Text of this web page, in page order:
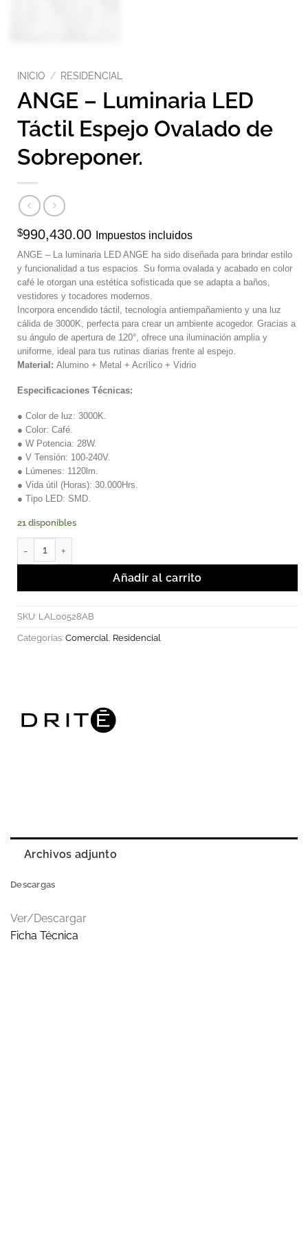
INICIO / RESIDENCIAL
ANGE – Luminaria LED
Táctil Espejo Ovalado de
Sobreponer.
$990,430.00 Impuestos incluidos
ANGE – La luminaria LED ANGE ha sido diseñada para brindar estilo
y funcionalidad a tus espacios. Su forma ovalada y acabado en color
café le otorgan una estética sofisticada que se adapta a baños,
vestidores y tocadores modernos.
Incorpora encendido táctil, tecnología antiempañamiento y una luz
cálida de 3000K, perfecta para crear un ambiente acogedor. Gracias a
su ángulo de apertura de 120°, ofrece una iluminación amplia y
uniforme, ideal para tus rutinas diarias frente al espejo.
Material: Alumino + Metal + Acrílico + Vidrio
Especificaciones Técnicas:
● Color de luz: 3000K.
● Color: Café.
● W Potencia: 28W.
● V Tensión: 100-240V.
● Lúmenes: 1120lm.
● Vida útil (Horas): 30.000Hrs.
● Tipo LED: SMD.
21 disponibles
ANGE - Luminaria LED Táctil Espejo Ovalado de Sobreponer.
Añadir al carrito
SKU: LAL00528AB
Categorías: Comercial Residencial
Archivos adjunto
Descargas
Ver/Descargar
Ficha Técnica